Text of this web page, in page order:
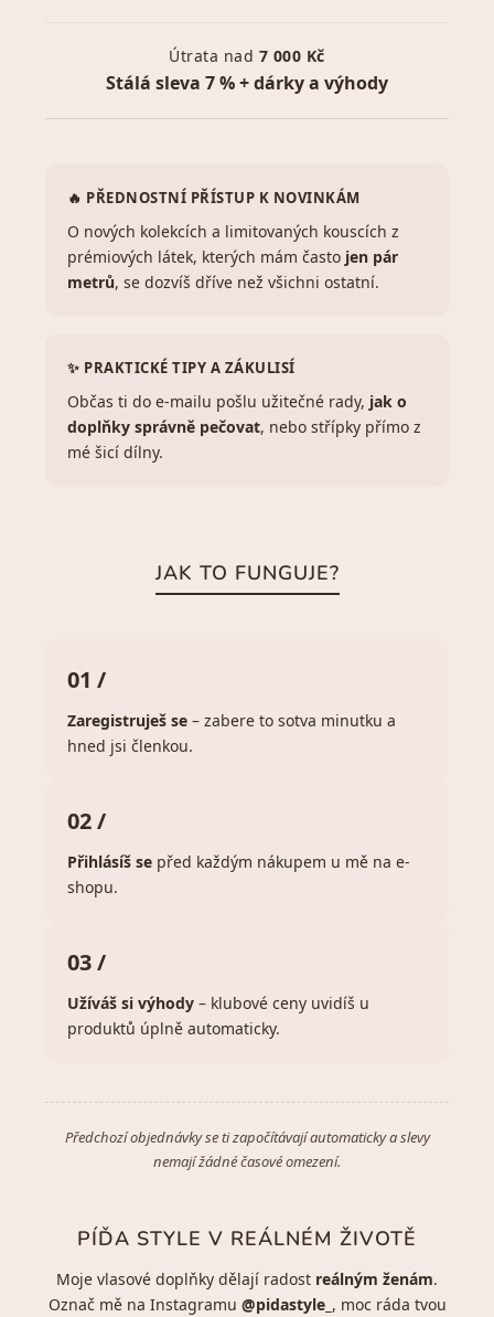
Útrata nad 7 000 Kč
Stálá sleva 7 % + dárky a výhody
🔥 PŘEDNOSTNÍ PŘÍSTUP K NOVINKÁM
O nových kolekcích a limitovaných kouscích z
prémiových látek, kterých mám často jen pár
metrů, se dozvíš dříve než všichni ostatní.
✨ PRAKTICKÉ TIPY A ZÁKULISÍ
Občas ti do e-mailu pošlu užitečné rady, jak o
doplňky správně pečovat, nebo střípky přímo z
mé šicí dílny.
JAK TO FUNGUJE?
01 /
Zaregistruješ se – zabere to sotva minutku a
hned jsi členkou.
02 /
Přihlásíš se před každým nákupem u mě na e-
shopu.
03 /
Užíváš si výhody – klubové ceny uvidíš u
produktů úplně automaticky.
Předchozí objednávky se ti započítávají automaticky a slevy
nemají žádné časové omezení.
PÍĎA STYLE V REÁLNÉM ŽIVOTĚ
Moje vlasové doplňky dělají radost reálným ženám.
Označ mě na Instagramu @pidastyle_ , moc ráda tvou